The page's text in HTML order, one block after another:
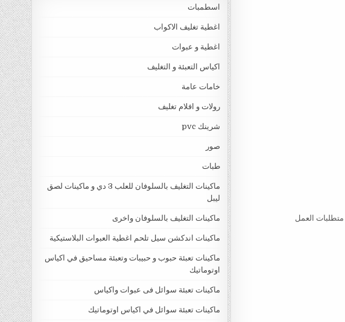
اسطمبات
اغطية تغليف الاكواب
اغطية و عبوات
اكياس التعبئة و التغليف
خامات عامة
رولات و افلام تغليف
شرينك pvc
صور
طبات
ماكينات التغليف بالسلوفان للعلب 3 دي و ماكينات لصق
ليبل
ماكينات التغليف بالسلوفان واخرى
ماكينات اندكشن سيل تلحم اغطية العبوات البلاستيكية
ماكينات تعبئة حبوب و حبيبات وتعبئة مساحيق في اكياس
اوتوماتيك
ماكينات تعبئة سوائل فى عبوات واكياس
ماكينات تعبئة سوائل في اكياس اوتوماتيك